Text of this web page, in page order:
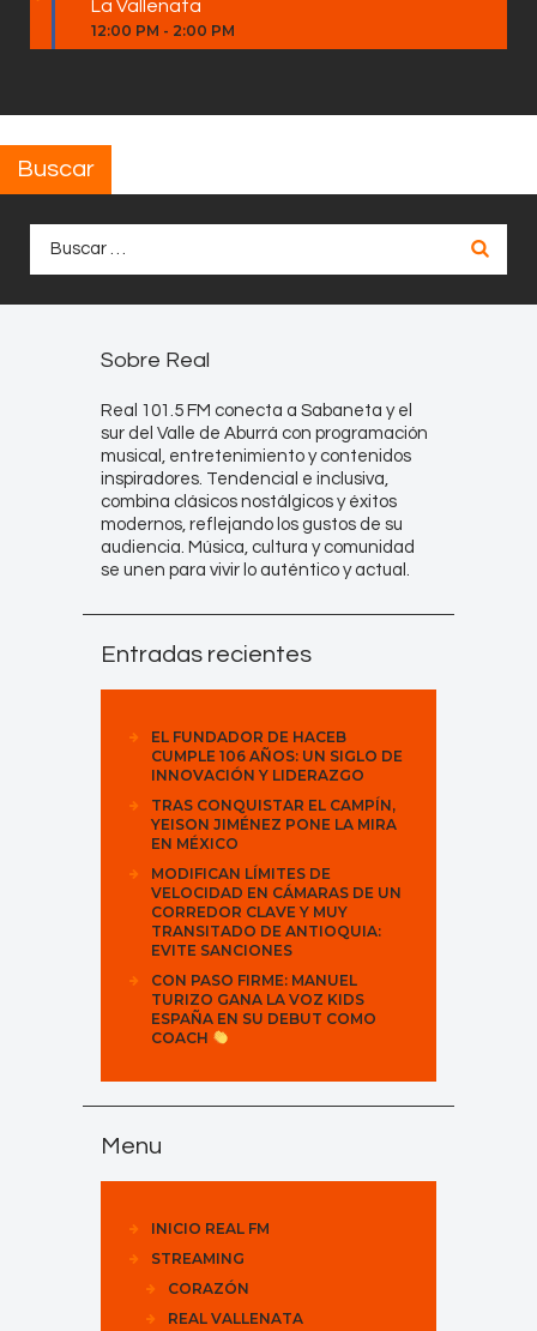
La Vallenata
12:00 PM - 2:00 PM
Buscar
Sobre Real
Real 101.5 FM conecta a Sabaneta y el
sur del Valle de Aburrá con programación
musical, entretenimiento y contenidos
inspiradores. Tendencial e inclusiva,
combina clásicos nostálgicos y éxitos
modernos, reflejando los gustos de su
audiencia. Música, cultura y comunidad
se unen para vivir lo auténtico y actual.
Entradas recientes
EL FUNDADOR DE HACEB
CUMPLE 106 AÑOS: UN SIGLO DE
INNOVACIÓN Y LIDERAZGO
TRAS CONQUISTAR EL CAMPÍN,
YEISON JIMÉNEZ PONE LA MIRA
EN MÉXICO
MODIFICAN LÍMITES DE
VELOCIDAD EN CÁMARAS DE UN
CORREDOR CLAVE Y MUY
TRANSITADO DE ANTIOQUIA:
EVITE SANCIONES
CON PASO FIRME: MANUEL
TURIZO GANA LA VOZ KIDS
ESPAÑA EN SU DEBUT COMO
COACH
Menu
INICIO REAL FM
STREAMING
CORAZÓN
REAL VALLENATA